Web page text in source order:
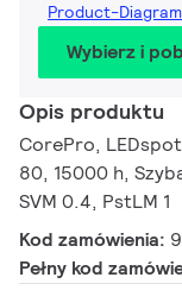
Product-
Wybierz i
Opis produktu
CorePro,
80, 15000 h,
SVM 0.4, PstLM 1
Kod zamówienia:
Pełny kod